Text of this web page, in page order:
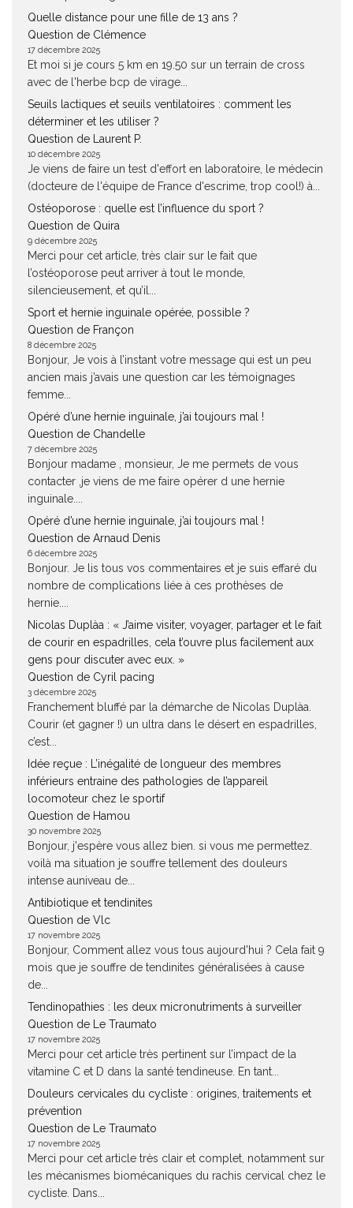
Quelle distance pour une fille de 13 ans ?
Question de Clémence
17 décembre 2025
Et moi si je cours 5 km en 19.50 sur un terrain de cross
avec de l'herbe bcp de virage...
Seuils lactiques et seuils ventilatoires : comment les
déterminer et les utiliser ?
Question de Laurent P.
10 décembre 2025
Je viens de faire un test d'effort en laboratoire, le médecin
(docteure de l'équipe de France d'escrime, trop cool!) à...
Ostéoporose : quelle est l’influence du sport ?
Question de Quira
9 décembre 2025
Merci pour cet article, très clair sur le fait que
l’ostéoporose peut arriver à tout le monde,
silencieusement, et qu’il...
Sport et hernie inguinale opérée, possible ?
Question de Françon
8 décembre 2025
Bonjour, Je vois à l’instant votre message qui est un peu
ancien mais j’avais une question car les témoignages
femme...
Opéré d’une hernie inguinale, j’ai toujours mal !
Question de Chandelle
7 décembre 2025
Bonjour madame , monsieur, Je me permets de vous
contacter ,je viens de me faire opérer d une hernie
inguinale....
Opéré d’une hernie inguinale, j’ai toujours mal !
Question de Arnaud Denis
6 décembre 2025
Bonjour. Je lis tous vos commentaires et je suis effaré du
nombre de complications liée à ces prothèses de
hernie....
Nicolas Duplàa : « J’aime visiter, voyager, partager et le fait
de courir en espadrilles, cela t’ouvre plus facilement aux
gens pour discuter avec eux. »
Question de Cyril pacing
3 décembre 2025
Franchement bluffé par la démarche de Nicolas Duplàa.
Courir (et gagner !) un ultra dans le désert en espadrilles,
c’est...
Idée reçue : L’inégalité de longueur des membres
inférieurs entraine des pathologies de l’appareil
locomoteur chez le sportif
Question de Hamou
30 novembre 2025
Bonjour, j'espère vous allez bien. si vous me permettez.
voilà ma situation je souffre tellement des douleurs
intense auniveau de...
Antibiotique et tendinites
Question de Vlc
17 novembre 2025
Bonjour, Comment allez vous tous aujourd'hui ? Cela fait 9
mois que je souffre de tendinites généralisées à cause
de...
Tendinopathies : les deux micronutriments à surveiller
Question de Le Traumato
17 novembre 2025
Merci pour cet article très pertinent sur l’impact de la
vitamine C et D dans la santé tendineuse. En tant...
Douleurs cervicales du cycliste : origines, traitements et
prévention
Question de Le Traumato
17 novembre 2025
Merci pour cet article très clair et complet, notamment sur
les mécanismes biomécaniques du rachis cervical chez le
cycliste. Dans...